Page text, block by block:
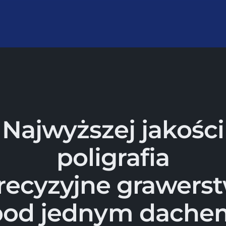
Najwyższej jakości
poligrafia
jednym